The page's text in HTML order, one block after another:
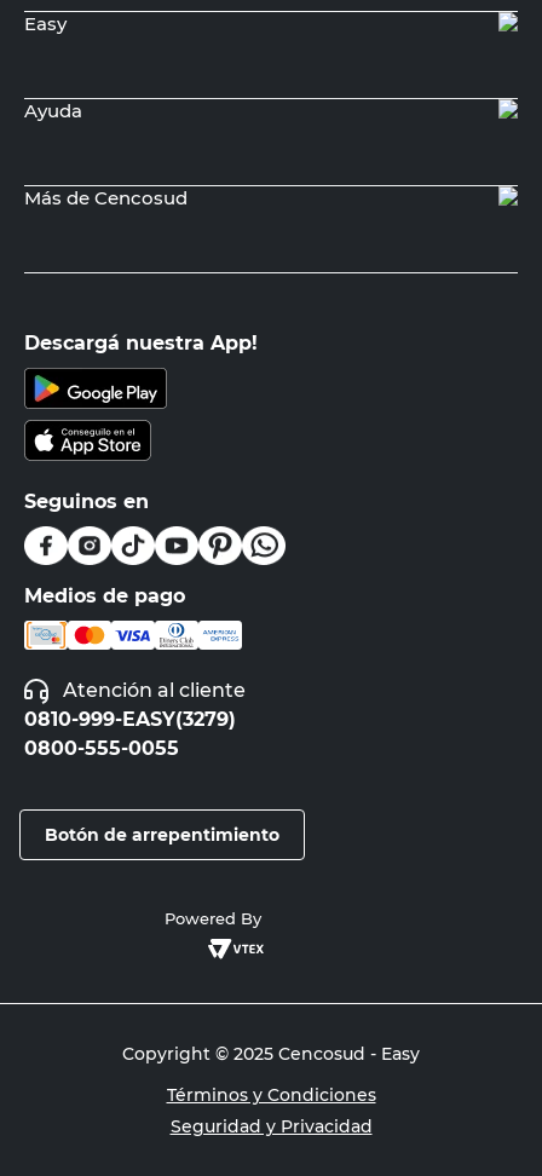
Easy
Ayuda
Más de Cencosud
Descargá nuestra App!
Seguinos en
Medios de pago
Atención al cliente
0810-999-EASY(3279)
0800-555-0055
Botón de arrepentimiento
Powered By
Copyright © 2025 Cencosud - Easy
Términos y Condiciones
Seguridad y Privacidad